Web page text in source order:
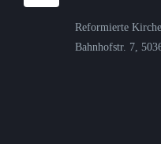
Reformierte
Bahnhofstr. 7,